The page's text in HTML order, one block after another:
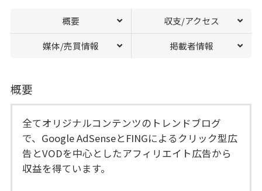
概要 収支/アクセス
媒体/売買情報 掲載者情報
概要
全てオリジナルコンテンツのトレンドブログ
で、Google AdSenseとFINGによるクリック型広
告とVODを中心としたアフィリエイト広告から
収益を得ています。